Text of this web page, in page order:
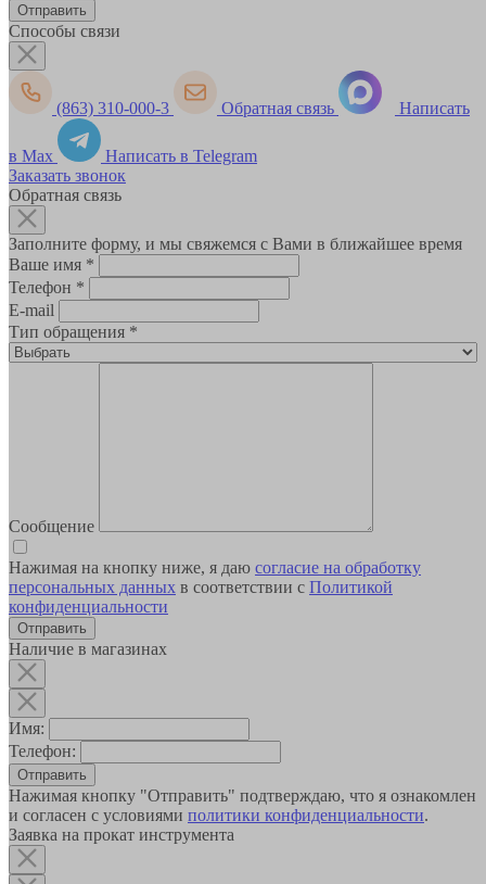
Способы связи
(863) 310-000-3 Обратная связь Написать
в Max
Написать в Telegram
Заказать звонок
Обратная связь
Заполните форму, и мы свяжемся с Вами в ближайшее время
Ваше имя *
Телефон *
E-mail
Тип обращения *
Сообщение
Нажимая на кнопку ниже, я даю согласие на обработку
персональных данных в соответствии с Политикой
конфиденциальности
Наличие в магазинах
Имя:
Телефон:
Отправить
Нажимая кнопку "Отправить" подтверждаю, что я ознакомлен
и согласен с условиями политики конфиденциальности.
Заявка на прокат инструмента